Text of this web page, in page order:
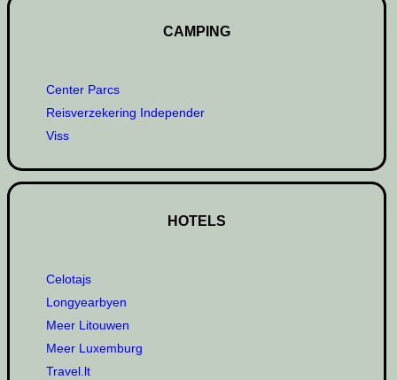
CAMPING
Center Parcs
Reisverzekering Independer
Viss
HOTELS
Celotajs
Longyearbyen
Meer Litouwen
Meer Luxemburg
Travel.lt